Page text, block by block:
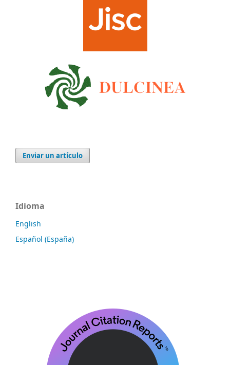
Enviar un artículo
Idioma
English
Español (España)